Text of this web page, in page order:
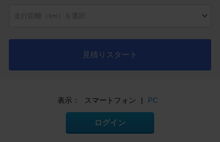
見積りスタート
表示： スマートフォン | PC
ログイン